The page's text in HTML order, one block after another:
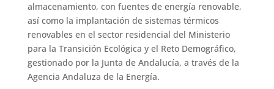
almacenamiento, con fuentes de energía renovable,
así como la implantación de sistemas térmicos
renovables en el sector residencial del Ministerio
para la Transición Ecológica y el Reto Demográfico,
gestionado por la Junta de Andalucía, a través de la
Agencia Andaluza de la Energía.